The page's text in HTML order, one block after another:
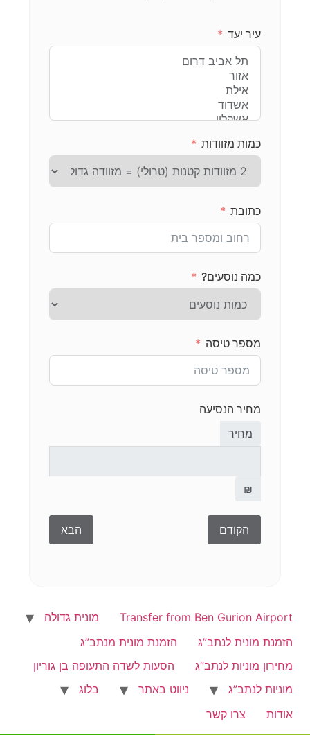
עיר יעד
כמות מזוודות
כתובת
כמה נוסעים?
מספר טיסה
מחיר הנסיעה
מחיר
₪
הקודם
הבא
שם מלא
שעת נחיתה משוערת
דקות
הערות לנהג
הנחיות וסוג תשלום
Transfer from Ben Gurion Airport
מונית גדולה
הזמנת מונית לנתב”ג
הזמנת מונית מנתב”ג
מחירון מוניות לנתב”ג
הסעות לשדה התעופה בן גוריון
מוניות לנתב”ג
ניווט באתר
בלוג
אודות
צרו קשר